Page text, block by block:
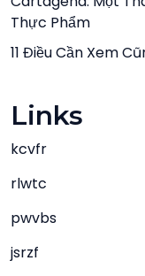
Thực Phẩm
11 Điều Cần Xem
Links
kcvfr
rlwtc
pwvbs
jsrzf